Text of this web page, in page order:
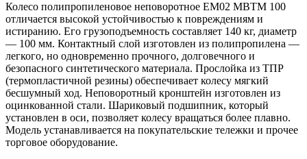
Колесо полипропиленовое неповоротное EM02 MBTM 100
отличается высокой устойчивостью к повреждениям и
истиранию. Его грузоподъемность составляет 140 кг, диаметр
— 100 мм. Контактный слой изготовлен из полипропилена —
легкого, но одновременно прочного, долговечного и
безопасного синтетического материала. Прослойка из ТПР
(термопластичной резины) обеспечивает колесу мягкий
бесшумный ход. Неповоротный кронштейн изготовлен из
оцинкованной стали. Шариковый подшипник, который
установлен в оси, позволяет колесу вращаться более плавно.
Модель устанавливается на покупательские тележки и прочее
торговое оборудование.